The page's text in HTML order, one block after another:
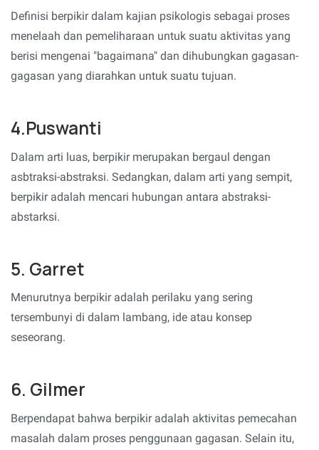
Definisi berpikir dalam kajian psikologis sebagai proses
menelaah dan pemeliharaan untuk suatu aktivitas yang
berisi mengenai "bagaimana" dan dihubungkan gagasan-
gagasan yang diarahkan untuk suatu tujuan.
4.Puswanti
Dalam arti luas, berpikir merupakan bergaul dengan
asbtraksi-abstraksi. Sedangkan, dalam arti yang sempit,
berpikir adalah mencari hubungan antara abstraksi-
abstarksi.
5. Garret
Menurutnya berpikir adalah perilaku yang sering
tersembunyi di dalam lambang, ide atau konsep
seseorang.
6. Gilmer
Berpendapat bahwa berpikir adalah aktivitas pemecahan
masalah dalam proses penggunaan gagasan. Selain itu,